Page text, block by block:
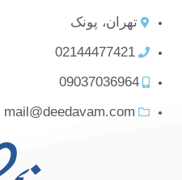
تهران، پونک
02144477421
09037036964
mail@deedavam.com